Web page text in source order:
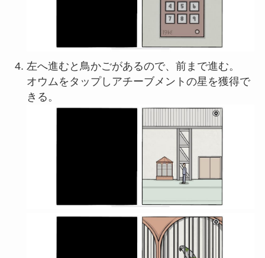
左へ進むと鳥かごがあるので、前まで進む。
オウムをタップしアチーブメントの星を獲得で
きる。